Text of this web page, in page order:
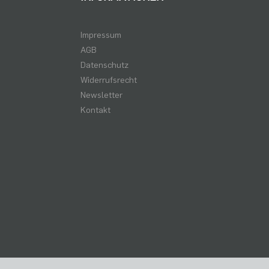
Impressum
AGB
Datenschutz
Widerrufsrecht
Newsletter
Kontakt